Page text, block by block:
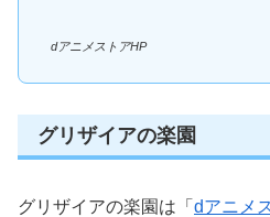
dアニメストアHP
グリザイアの楽園
グリザイアの楽園は「 dアニメ